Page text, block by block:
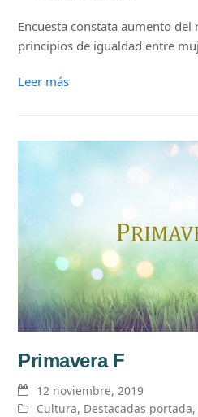
Encuesta constata aumento del
principios de igualdad entre
Leer más
Primavera F
12 noviembre, 2019
Cultura, Destacadas portada,